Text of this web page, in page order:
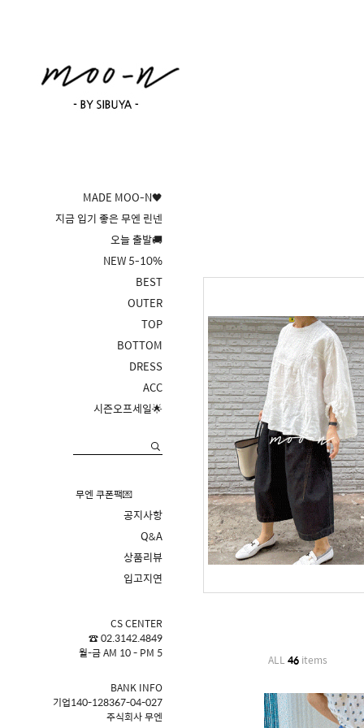
MADE MOO-N🖤
지금 입기 좋은 무엔 린넨
오늘 출발🚚
NEW 5-10%
BEST
OUTER
TOP
BOTTOM
DRESS
ACC
시즌오프세일🌟
무엔 쿠폰팩💌
공지사항
Q&A
상품리뷰
입고지연
CS CENTER
☎ 02.3142.4849
월-금 AM 10 - PM 5
BANK INFO
기업140-128367-04-027
주식회사 무엔
ALL 46 items